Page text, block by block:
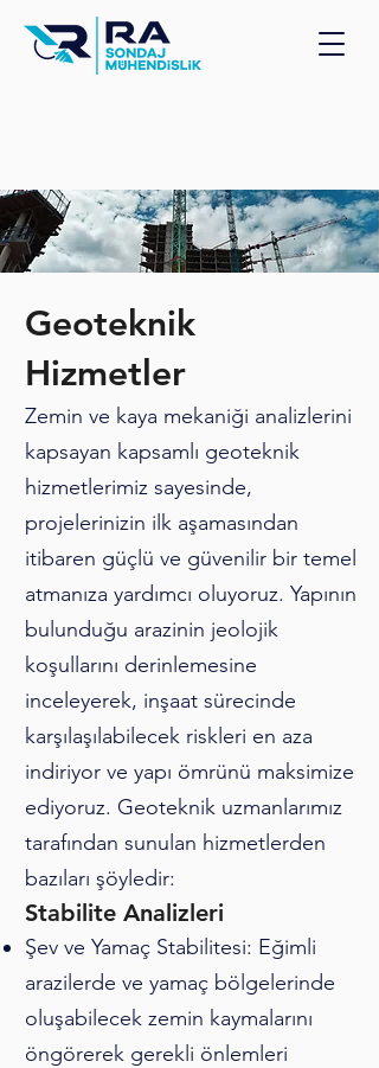
Geoteknik
Hizmetler
Zemin ve kaya mekaniği analizlerini
kapsayan kapsamlı geoteknik
hizmetlerimiz sayesinde,
projelerinizin ilk aşamasından
itibaren güçlü ve güvenilir bir temel
atmanıza yardımcı oluyoruz. Yapının
bulunduğu arazinin jeolojik
koşullarını derinlemesine
inceleyerek, inşaat sürecinde
karşılaşılabilecek riskleri en aza
indiriyor ve yapı ömrünü maksimize
ediyoruz. Geoteknik uzmanlarımız
tarafından sunulan hizmetlerden
bazıları şöyledir:
Stabilite Analizleri
Şev ve Yamaç Stabilitesi: Eğimli
arazilerde ve yamaç bölgelerinde
oluşabilecek zemin kaymalarını
öngörerek gerekli önlemleri